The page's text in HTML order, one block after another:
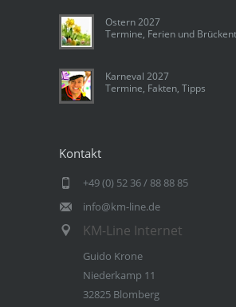
Ostern 2027
Termine, Ferien und
Karneval 2027
Termine, Fakten, Tipps
Kontakt
+49 (0) 52 36 / 88 88 85
info@km-line.de
KM-Line Internet
Guido Krone
Niederkamp 11
32825 Blomberg